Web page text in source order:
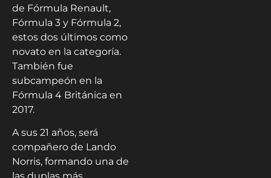
de Fórmula Renault,
Fórmula 3 y Fórmula 2,
estos dos últimos como
novato en la categoría.
También fue
subcampeón en la
Fórmula 4 Británica en
2017.
A sus 21 años, será
compañero de Lando
Norris, formando una de